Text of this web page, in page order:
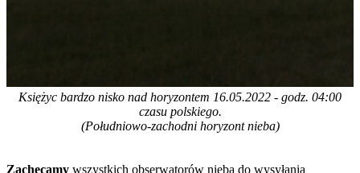
Księżyc bardzo nisko nad horyzontem 16.05.2022 - godz. 04:00
czasu polskiego.
(Południowo-zachodni horyzont nieba)
Zachęcamy wszystkich obserwatorów nieba do wysyłania